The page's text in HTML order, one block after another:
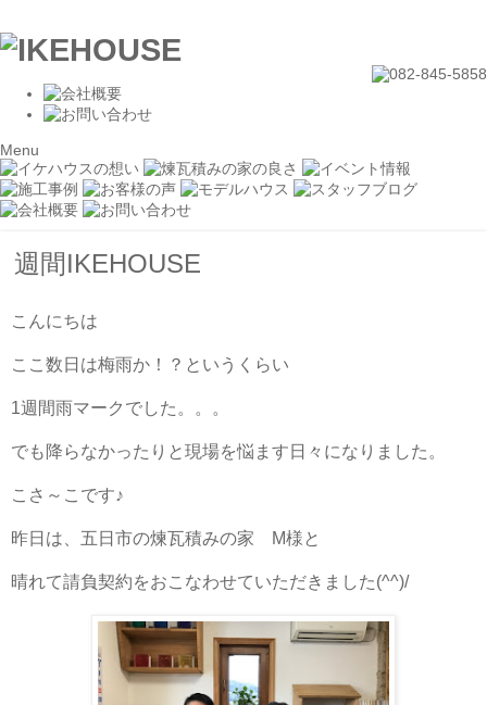
Menu
週間IKEHOUSE
こんにちは
ここ数日は梅雨か！？というくらい
1週間雨マークでした。。。
でも降らなかったりと現場を悩ます日々になりました。
こさ～こです♪
昨日は、五日市の煉瓦積みの家 M様と
晴れて請負契約をおこなわせていただきました(^^)/